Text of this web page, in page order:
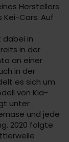
Herstellers
Cars. Auf
dabei in
in der
an einer
in der
es sich um
von Kia-
unter
und jede
2020 folgte